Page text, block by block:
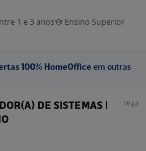
1 e 3 anos
Ensino Superior
100% HomeOffice em outras
DE SISTEMAS |
16 jul